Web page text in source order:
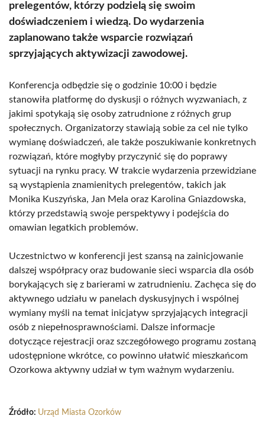
prelegentów, którzy podzielą się swoim
doświadczeniem i wiedzą. Do wydarzenia
zaplanowano także wsparcie rozwiązań
sprzyjających aktywizacji zawodowej.
Konferencja odbędzie się o godzinie 10:00 i będzie
stanowiła platformę do dyskusji o różnych wyzwaniach, z
jakimi spotykają się osoby zatrudnione z różnych grup
społecznych. Organizatorzy stawiają sobie za cel nie tylko
wymianę doświadczeń, ale także poszukiwanie konkretnych
rozwiązań, które mogłyby przyczynić się do poprawy
sytuacji na rynku pracy. W trakcie wydarzenia przewidziane
są wystąpienia znamienitych prelegentów, takich jak
Monika Kuszyńska, Jan Mela oraz Karolina Gniazdowska,
którzy przedstawią swoje perspektywy i podejścia do
omawian legatkich problemów.
Uczestnictwo w konferencji jest szansą na zainicjowanie
dalszej współpracy oraz budowanie sieci wsparcia dla osób
borykających się z barierami w zatrudnieniu. Zachęca się do
aktywnego udziału w panelach dyskusyjnych i wspólnej
wymiany myśli na temat inicjatyw sprzyjających integracji
osób z niepełnosprawnościami. Dalsze informacje
dotyczące rejestracji oraz szczegółowego programu zostaną
udostępnione wkrótce, co powinno ułatwić mieszkańcom
Ozorkowa aktywny udział w tym ważnym wydarzeniu.
Źródło: Urząd Miasta Ozorków